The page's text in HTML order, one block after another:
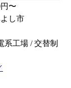
円〜
し市
系工場 / 交替制